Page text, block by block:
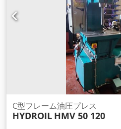
C型フレーム油圧プレス
HYDROIL HMV 50 120